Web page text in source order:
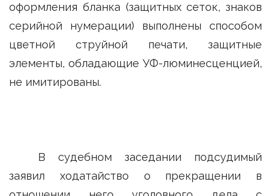
оформления бланка (защитных сеток, знаков
серийной нумерации) выполнены способом
цветной струйной печати, защитные
элементы, обладающие УФ-люминесценцией,
не имитированы.
В судебном заседании подсудимый
заявил ходатайство о прекращении в